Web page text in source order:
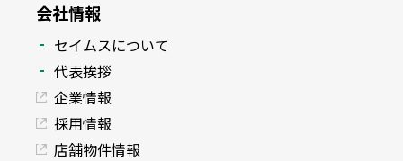
会社情報
セイムスについて
代表挨拶
企業情報
採用情報
店舗物件情報